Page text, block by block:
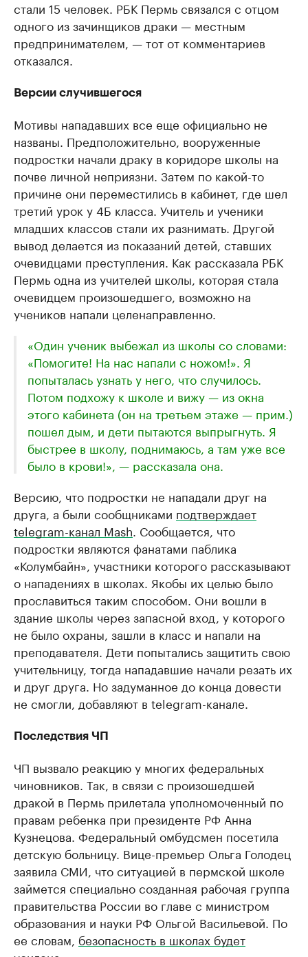
стали 15 человек. РБК Пермь связался с отцом
одного из зачинщиков драки — местным
предпринимателем, — тот от комментариев
отказался.
Версии случившегося
Мотивы нападавших все еще официально не
названы. Предположительно, вооруженные
подростки начали драку в коридоре школы на
почве личной неприязни. Затем по какой-то
причине они переместились в кабинет, где шел
третий урок у 4Б класса. Учитель и ученики
младших классов стали их разнимать. Другой
вывод делается из показаний детей, ставших
очевидцами преступления. Как рассказала РБК
Пермь одна из учителей школы, которая стала
очевидцем произошедшего, возможно на
учеников напали целенаправленно.
«Один ученик выбежал из школы со словами:
«Помогите! На нас напали с ножом!». Я
попыталась узнать у него, что случилось.
Потом подхожу к школе и вижу — из окна
этого кабинета (он на третьем этаже — прим.)
пошел дым, и дети пытаются выпрыгнуть. Я
быстрее в школу, поднимаюсь, а там уже все
было в крови!», — рассказала она.
Версию, что подростки не нападали друг на
друга, а были сообщниками подтверждает
telegram-канал Mash. Сообщается, что
подростки являются фанатами паблика
«Колумбайн», участники которого рассказывают
о нападениях в школах. Якобы их целью было
прославиться таким способом. Они вошли в
здание школы через запасной вход, у которого
не было охраны, зашли в класс и напали на
преподавателя. Дети попытались защитить свою
учительницу, тогда нападавшие начали резать их
и друг друга. Но задуманное до конца довести
не смогли, добавляют в telegram-канале.
Последствия ЧП
ЧП вызвало реакцию у многих федеральных
чиновников. Так, в связи с произошедшей
дракой в Пермь прилетала уполномоченный по
правам ребенка при президенте РФ Анна
Кузнецова. Федеральный омбудсмен посетила
детскую больницу. Вице-премьер Ольга Голодец
заявила СМИ, что ситуацией в пермской школе
займется специально созданная рабочая группа
правительства России во главе с министром
образования и науки РФ Ольгой Васильевой. По
ее словам, безопасность в школах будет